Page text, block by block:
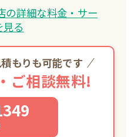
詳細な料金・サー
見る
もりも可能です
ご相談無料!